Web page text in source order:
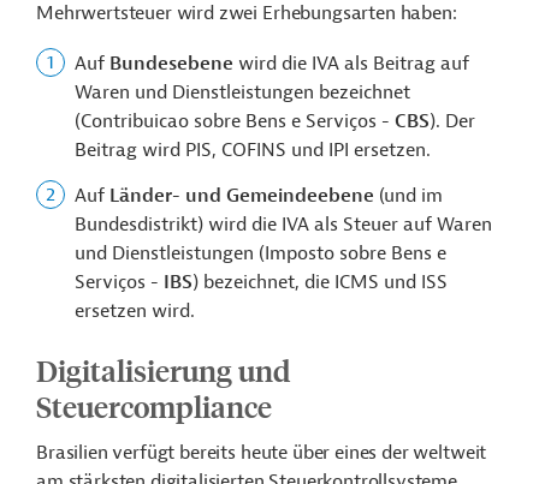
Mehrwertsteuer wird zwei Erhebungsarten haben:
Auf Bundesebene wird die IVA als Beitrag auf
Waren und Dienstleistungen bezeichnet
(Contribuicao sobre Bens e Serviços - CBS). Der
Beitrag wird PIS, COFINS und IPI ersetzen.
Auf Länder- und Gemeindeebene (und im
Bundesdistrikt) wird die IVA als Steuer auf Waren
und Dienstleistungen (Imposto sobre Bens e
Serviços - IBS) bezeichnet, die ICMS und ISS
ersetzen wird.
Digitalisierung und
Steuercompliance
Brasilien verfügt bereits heute über eines der weltweit